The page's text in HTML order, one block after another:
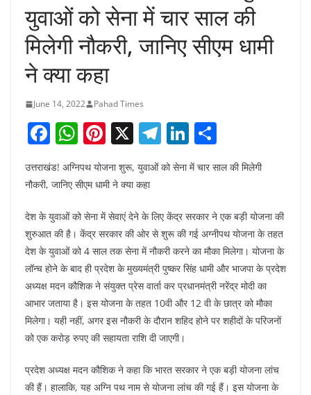
युवाओं को सेना में चार साल की
मिलेगी नौकरी, जानिए सीएम धामी
ने क्या कहा
June 14, 2022 Pahad Times
F
a
c
b
o
o
k
W
at
s
A
p
p
Pi
er
st
X T
el
e
a
m
Li
n
k
dI
n
ar
उत्तराखंड! अग्निपथ योजना शुरू, युवाओं को सेना में चार साल की मिलेगी
नौकरी, जानिए सीएम धामी ने क्या कहा
देश के युवाओं को सेना में सेवाएं देने के लिए केंद्र सरकार ने एक बड़ी योजना की
शुरुआत की है। केंद्र सरकार की ओर से शुरू की गई अग्नीपथ योजना के तहत
देश के युवाओं को 4 साल तक सेना में नौकरी करने का मौका मिलेगा। योजना के
लॉन्च होने के बाद ही प्रदेश के मुख्यमंत्री पुष्कर सिंह धामी और भाजपा के प्रदेश
अध्यक्ष मदन कौशिक ने संयुक्त प्रेस वार्ता कर प्रधानमंत्री नरेंद्र मोदी का
आभार जताया है। इस योजना के तहत 10वी और 12 वी के छात्र को मौका
मिलेगा। यही नहीं, अगर इस नौकरी के दौरान शहिद होने पर शहीदों के परिजनों
को एक करोड़ रुपए की सहायता राशि दी जाएगी।
प्रदेश अध्यक्ष मदन कौशिक ने कहा कि भारत सरकार ने एक बड़ी योजना लांच
की हैं। हालाकि, यह अग्नि पथ नाम से योजना लांच की गई हैं। इस योजना के